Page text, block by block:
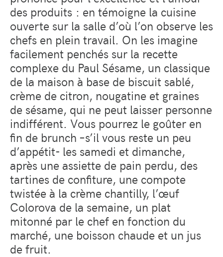
des produits : en témoigne la cuisine
ouverte sur la salle d’où l’on observe les
chefs en plein travail. On les imagine
facilement penchés sur la recette
complexe du Paul Sésame, un classique
de la maison à base de biscuit sablé,
crème de citron, nougatine et graines
de sésame, qui ne peut laisser personne
indifférent. Vous pourrez le goûter en
fin de brunch –s’il vous reste un peu
d’appétit- les samedi et dimanche,
après une assiette de pain perdu, des
tartines de confiture, une compote
twistée à la crème chantilly, l’œuf
Colorova de la semaine, un plat
mitonné par le chef en fonction du
marché, une boisson chaude et un jus
de fruit.